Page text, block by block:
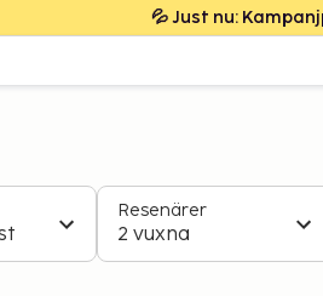
💦 Just nu:
Resenärer
2 vuxna